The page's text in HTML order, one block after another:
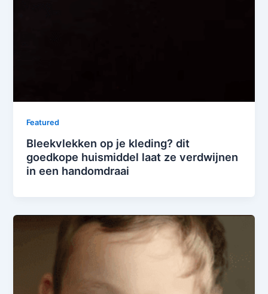
Featured
Bleekvlekken op je kleding? dit
goedkope huismiddel laat ze verdwijnen
in een handomdraai